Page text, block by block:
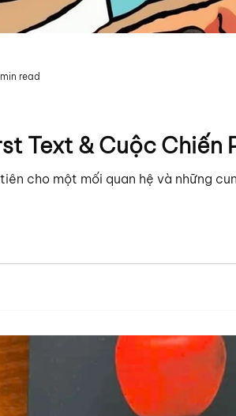
Text & Cuộc Chiến
cho một mối quan hệ và những
read